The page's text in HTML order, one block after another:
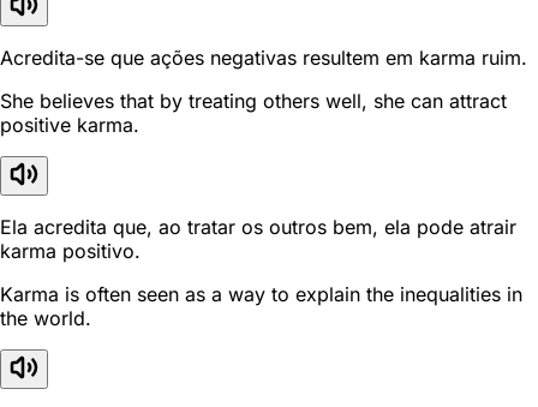
Acredita-se que ações negativas resultem em karma ruim.
She believes that by treating others well, she can attract
positive karma.
Ela acredita que, ao tratar os outros bem, ela pode atrair
karma positivo.
Karma is often seen as a way to explain the inequalities in
the world.